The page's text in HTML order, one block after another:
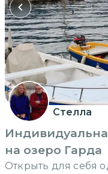
Стелла
на озеро Гарда
Открыть для себя